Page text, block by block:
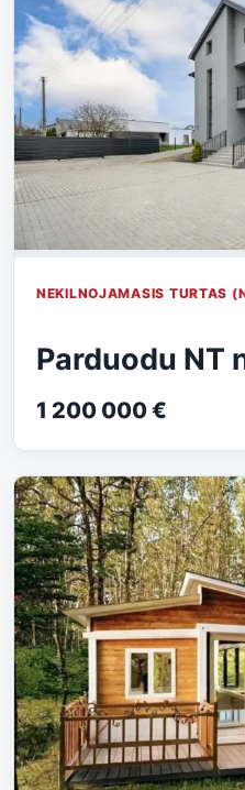
NEKILNOJAMASIS TURTAS
Parduodu NT
1 200 000 €